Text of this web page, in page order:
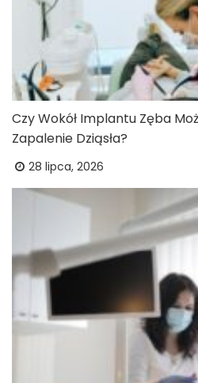
Czy Wokół Implantu Zęba
Zapalenie Dziąsła?
28 lipca, 2026